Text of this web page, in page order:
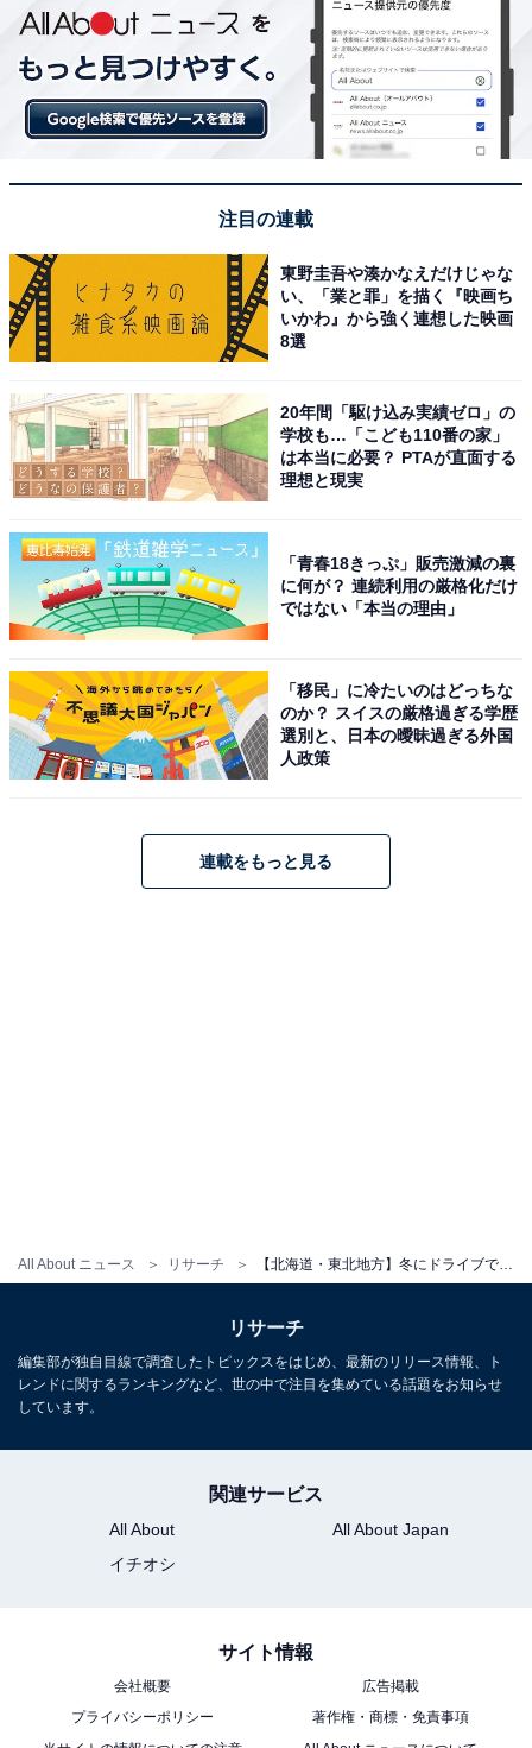
All About ニュース リサーチ 【北海道・東北地方】冬にドライブで行きたい場所ランキング！ 「小樽運河」を抑えた1位は？
こちらもおすすめ
【関東地方】冬にドライブで行きたい場所ラン
キング！ 1位は「東京ディズニーリゾート」、2
1 2
注目の連載
東野圭吾や湊かなえだけじゃな
い、「業と罪」を描く『映画ち
いかわ』から強く連想した映画
8選
20年間「駆け込み実績ゼロ」の
学校も…「こども110番の家」
は本当に必要？ PTAが直面する
理想と現実
「青春18きっぷ」販売激減の裏
に何が？ 連続利用の厳格化だけ
ではない「本当の理由」
「移民」に冷たいのはどっちな
のか？ スイスの厳格過ぎる学歴
選別と、日本の曖昧過ぎる外国
人政策
連載をもっと見る
リサーチ
編集部が独自目線で調査したトピックスをはじめ、最新のリリース情報、ト
レンドに関するランキングなど、世の中で注目を集めている話題をお知らせ
しています。
関連サービス
All About
All About Japan
イチオシ
サイト情報
会社概要
広告掲載
プライバシーポリシー
著作権・商標・免責事項